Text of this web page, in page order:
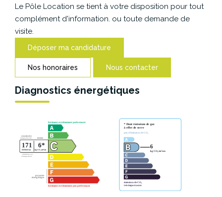
Le Pôle Location se tient à votre disposition pour tout
complément d'information. ou toute demande de
visite.
Déposer ma candidature
Nos honoraires Nous contacter
Diagnostics énergétiques